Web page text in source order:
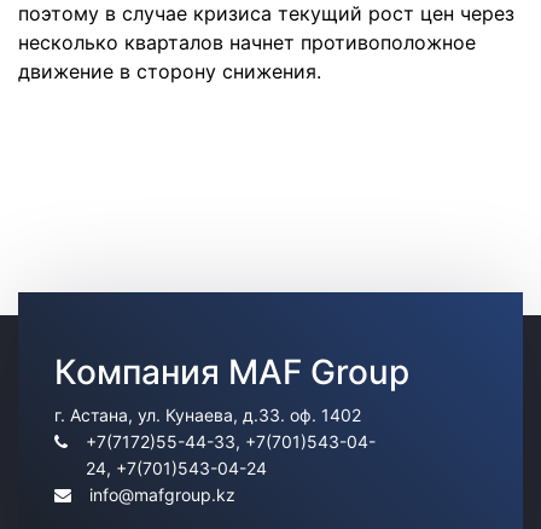
поэтому в случае кризиса текущий рост цен через
несколько кварталов начнет противоположное
движение в сторону снижения.
Компания MAF Group
г. Астана, ул. Кунаева, д.33. оф. 1402
+7(7172)55-44-33, +7(701)543-04-
24, +7(701)543-04-24
info@mafgroup.kz